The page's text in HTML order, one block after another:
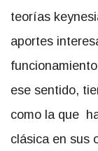
teorías
aportes
ese sentido,
como la que
clásica en sus